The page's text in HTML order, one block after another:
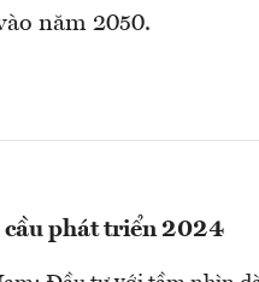
năm 2050.
phát triển 2024